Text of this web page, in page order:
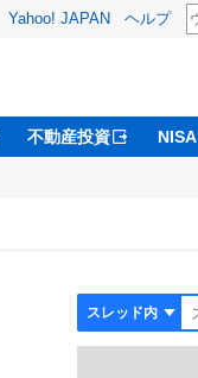
Yahoo! JAPAN ヘルプ
不動産投資 NISA